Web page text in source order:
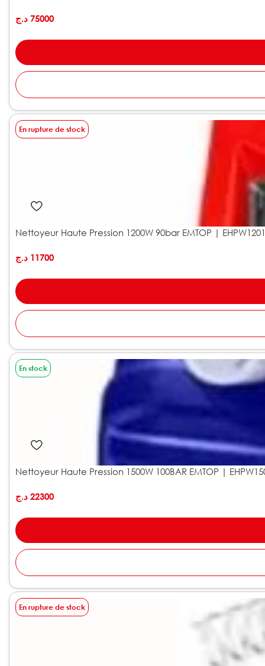
75000 د.ج
En rupture de stock
Nettoyeur Haute Pression 1200W 90bar EMTOP | EHPW1201
11700 د.ج
En stock
Nettoyeur Haute Pression 1500W 100BAR EMTOP |
22300 د.ج
En rupture de stock